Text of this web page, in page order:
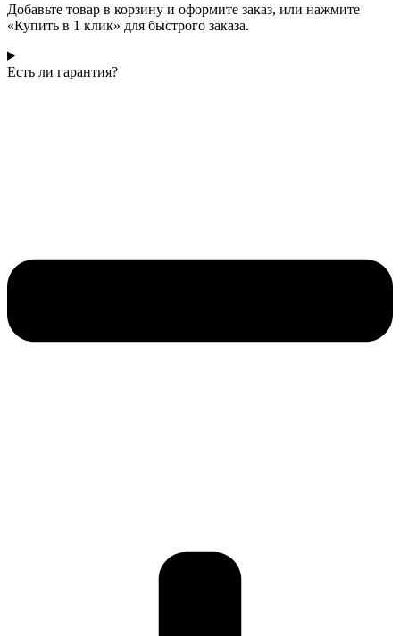
Добавьте товар в корзину и оформите заказ, или нажмите
«Купить в 1 клик» для быстрого заказа.
Есть ли гарантия?